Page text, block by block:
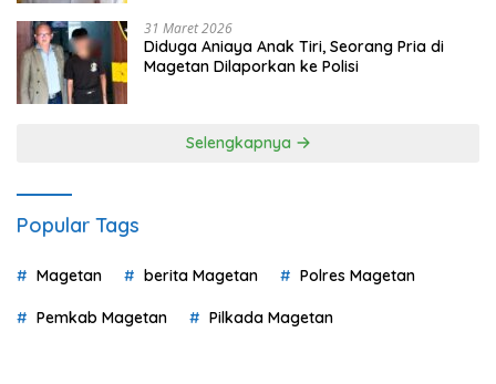
31 Maret 2026
Diduga Aniaya Anak Tiri, Seorang Pria di
Magetan Dilaporkan ke Polisi
Selengkapnya
Popular Tags
Magetan berita Magetan Polres Magetan
Pemkab Magetan Pilkada Magetan